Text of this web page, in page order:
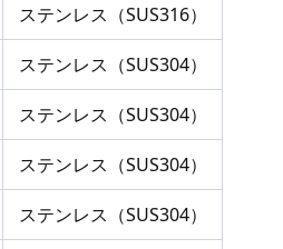
ステンレス（SUS316）
ステンレス（SUS304）
ステンレス（SUS304）
ステンレス（SUS304）
ステンレス（SUS304）